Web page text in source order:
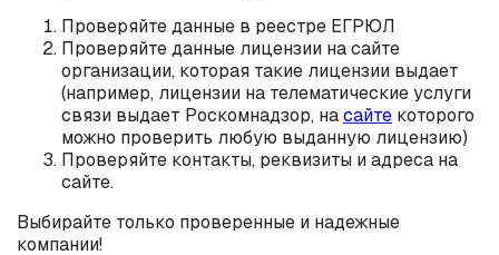
Проверяйте данные в реестре ЕГРЮЛ
Проверяйте данные лицензии на сайте
организации, которая такие лицензии выдает
(например, лицензии на телематические услуги
связи выдает Роскомнадзор, насайте которого
можно проверить любую выданную лицензию)
Проверяйте контакты, реквизиты и адреса на
сайте.
Выбирайте только проверенные и надежные
компании!